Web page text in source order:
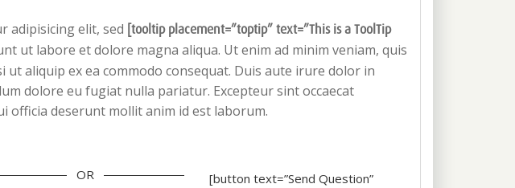
adipisicing elit, sed [tooltip placement=”toptip” text=”This is a ToolTip
ut labore et dolore magna aliqua. Ut enim ad minim veniam, quis
aliquip ex ea commodo consequat. Duis aute irure dolor in
dolore eu fugiat nulla pariatur. Excepteur sint occaecat
officia deserunt mollit anim id est laborum.
OR
[button text=”Send Question”